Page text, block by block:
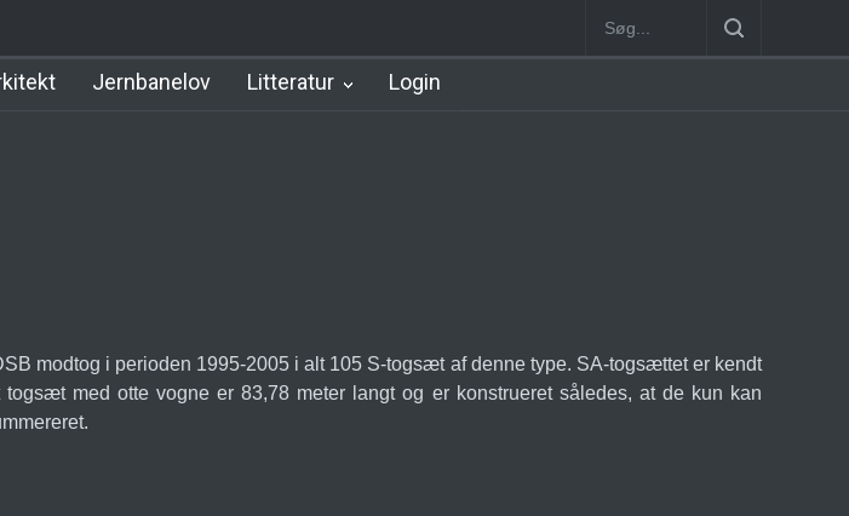
1930] Nørreport Station Vanløse Station [1898-
Jernbanelov Litteratur Login
modtog i perioden 1995-2005 i alt 105 S-togsæt af denne type. SA-togsættet er kendt
med otte vogne er 83,78 meter langt og er konstrueret således, at de kun kan